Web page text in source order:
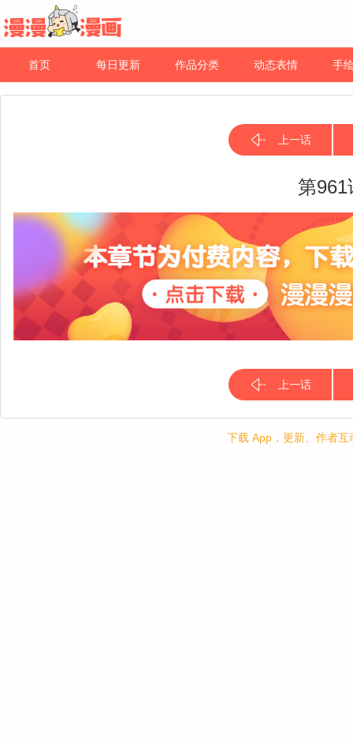
首页 每日更新 作品分类 动态表情 手
上一话
第961
上一话
下载 App，更新、作者